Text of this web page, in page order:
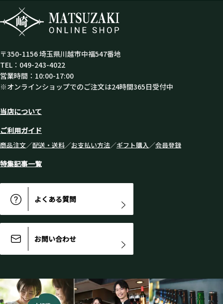
〒350-1156 埼玉県川越市中福547番地
TEL：049-243-4022
営業時間：10:00-17:00
※オンラインショップでのご注文は24時間365日受付中
当店について
ご利用ガイド
商品注文／配送・送料／お支払い方法／ギフト購入／会員登録
特集記事一覧
よくある質問
お問い合わせ